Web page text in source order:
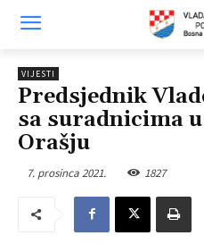
VIJESTI
Predsjednik
sa suradnicima
Orašju
7. prosinca 2021. 1827